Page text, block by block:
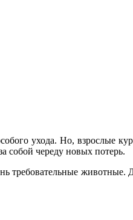
ухода. Но, взрослые
собой череду новых потерь.
требовательные животные.